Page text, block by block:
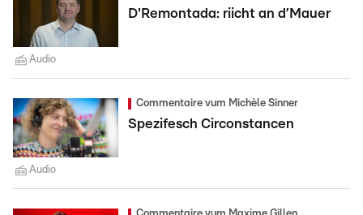
D'Remontada: riicht an d’Mauer
Audio
Commentaire vum Michèle Sinner
Spezifesch Circonstancen
Audio